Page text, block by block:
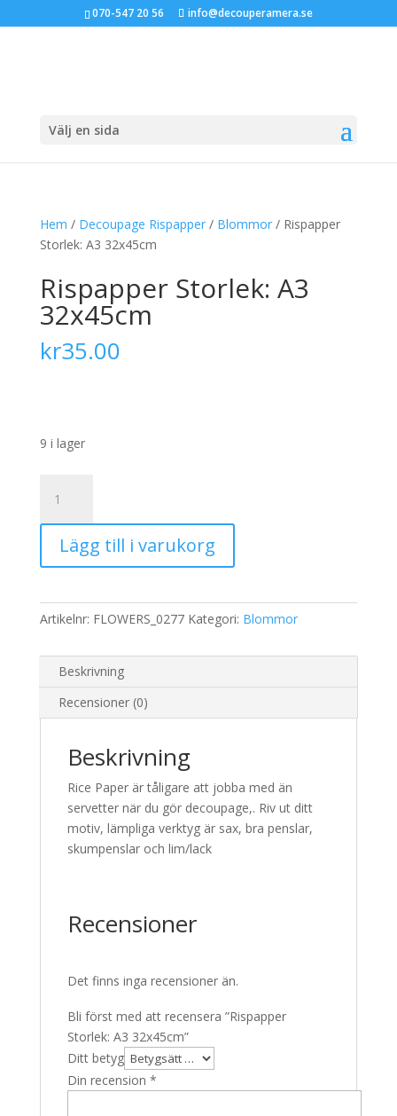
070-547 20 56 info@decouperamera.se
Välj en sida
Hem / Decoupage Rispapper/ Blommor/ Rispapper
Storlek: A3 32x45cm
Rispapper Storlek: A3
32x45cm
kr35.00
9 i lager
Storlek:
A3
32x45cm
mängd
Lägg till i varukorg
Artikelnr: FLOWERS_0277 Kategori: Blommor
Beskrivning
Recensioner (0)
Beskrivning
Rice Paper är tåligare att jobba med än
servetter när du gör decoupage,. Riv ut ditt
motiv, lämpliga verktyg är sax, bra penslar,
skumpenslar och lim/lack
Recensioner
Det finns inga recensioner än.
Bli först med att recensera ”Rispapper
Storlek: A3 32x45cm”
Ditt betyg
Din recension *